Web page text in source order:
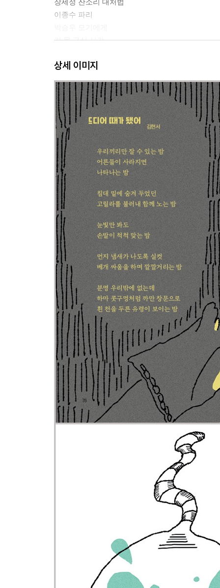
장세정 잔소리 대처법
이종수 파리
김 물 급식 시간
박혜선 라면
이장근 모서리의 발견
김현숙 등대
이정록 화났습니다
정연철 분수는 원수
우승경 혼자가 아니야
유화란 코끼리 그릇
유하정 이상하고 아름다운
조정인 고양이 옥이가 물 마실 때
연지민 오월
송찬호 천둥과 번개
이상교 밤 한 마리
전병호 쇼윈도 안의 강아지
랄 라 사랑받는 방법
이봉직 엄마의 집
문근영 눈물범벅
이묘신 배추 두 통
조영수 습관
한상순 잠귀
추수진 비누
신민규 털의 역할
이근정 장마
방주현 눈알 두 개 붙이면
변은경 푸른 오리 배
마감의 글
상세 이미지